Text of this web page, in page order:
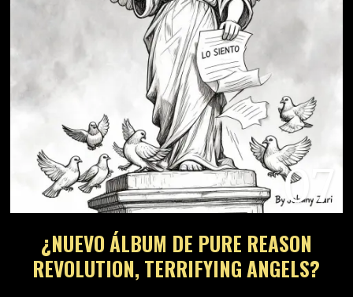
07
¿NUEVO ÁLBUM DE PURE REASON
REVOLUTION, TERRIFYING ANGELS?